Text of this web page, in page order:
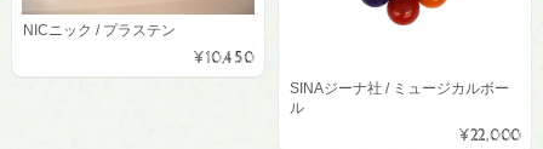
NICニック / プラステン
¥10,450
SINAジーナ社 / ミュージカルボー
ル
¥22,000